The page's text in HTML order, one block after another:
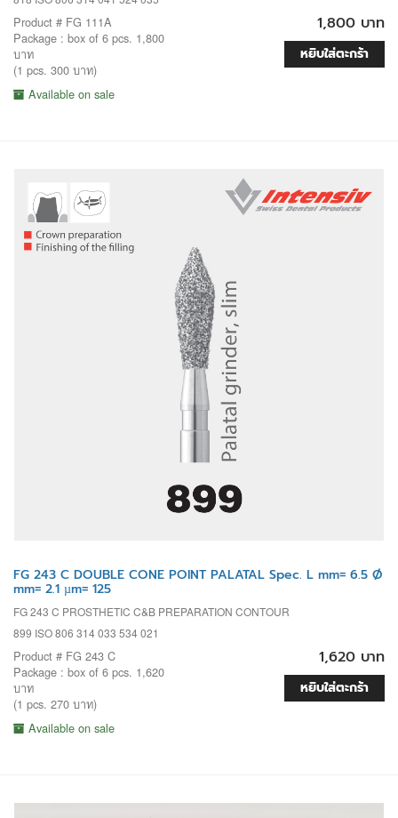
Product # FG 111A
Package : box of 6 pcs. 1,800
บาท
(1 pcs. 300 บาท)
Available on sale
1,800 บาท
หยิบใส่ตะกร้า
FG 243 C DOUBLE CONE POINT PALATAL Spec. L mm= 6.5 Ø
mm= 2.1 µm= 125
FG 243 C PROSTHETIC C&B PREPARATION CONTOUR
899 ISO 806 314 033 534 021
Product # FG 243 C
Package : box of 6 pcs. 1,620
บาท
(1 pcs. 270 บาท)
Available on sale
1,620 บาท
หยิบใส่ตะกร้า